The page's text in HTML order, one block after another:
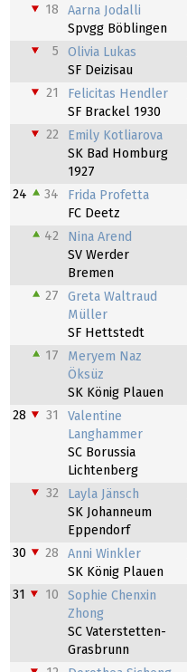
18
Aarna Jodalli
Spvgg Böblingen
5
Olivia Lukas
SF Deizisau
21
Felicitas Hendler
SF Brackel 1930
22
Emily Kotliarova
SK Bad Homburg
1927
24 34
Frida Profetta
FC Deetz
42
Nina Arend
SV Werder
Bremen
27
Greta Waltraud
Müller
SF Hettstedt
17
Meryem Naz
Öksüz
SK König Plauen
28 31
Valentine
Langhammer
SC Borussia
Lichtenberg
32
Layla Jänsch
SK Johanneum
Eppendorf
30 28
Anni Winkler
SK König Plauen
31 10
Sophie Chenxin
Zhong
SC Vaterstetten-
Grasbrunn